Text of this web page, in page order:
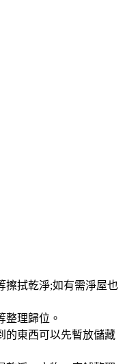
擦拭乾淨;如有需淨屋也
整理歸位。
的東西可以先暫放儲藏